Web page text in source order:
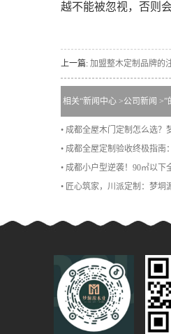
越不能被忽视，否则
上一篇: 加盟整木定制品牌的
相关“新闻中心 >公司新闻 >”
• 成都全屋木门定制怎么选？
• 成都全屋定制验收终极指南
• 成都小户型逆袭！90㎡以下
• 匠心筑家，川派定制：梦垌